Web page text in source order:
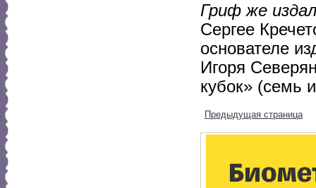
Гриф же
Сергее
основателе
Игоря
кубок» (семь
Предыдущая страница